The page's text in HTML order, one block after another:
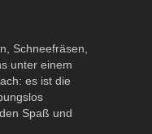
Schneefräsen,
unter einem
es ist die
Spaß und